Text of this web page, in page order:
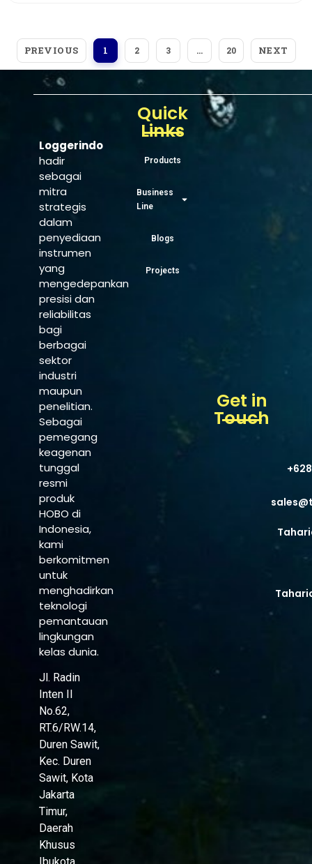
PREVIOUS 1 2 3 … 20 NEXT
Loggerindo
hadir
sebagai
mitra
strategis
dalam
penyediaan
instrumen
yang
mengedepankan
presisi dan
reliabilitas
bagi
berbagai
sektor
industri
maupun
penelitian.
Sebagai
pemegang
keagenan
tunggal
resmi
produk
HOBO di
Indonesia,
kami
berkomitmen
untuk
menghadirkan
teknologi
pemantauan
lingkungan
kelas dunia.
Jl. Radin
Inten II
No.62,
RT.6/RW.14,
Duren Sawit,
Kec. Duren
Sawit, Kota
Jakarta
Timur,
Daerah
Khusus
Quick
Links
Products
Business
Line
Blogs
Projects
Get in
Touch